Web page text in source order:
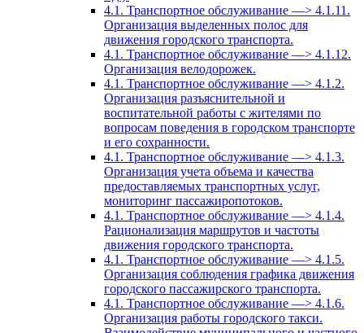
4.1. Транспортное обслуживание —> 4.1.11.
Организация выделенных полос для
движения городского транспорта.
4.1. Транспортное обслуживание —> 4.1.12.
Организация велодорожек.
4.1. Транспортное обслуживание —> 4.1.2.
Организация разъяснительной и
воспитательной работы с жителями по
вопросам поведения в городском транспорте
и его сохранности.
4.1. Транспортное обслуживание —> 4.1.3.
Организация учета объема и качества
предоставляемых транспортных услуг,
мониторинг пассажиропотоков.
4.1. Транспортное обслуживание —> 4.1.4.
Рационализация маршрутов и частоты
движения городского транспорта.
4.1. Транспортное обслуживание —> 4.1.5.
Организация соблюдения графика движения
городского пассажирского транспорта.
4.1. Транспортное обслуживание —> 4.1.6.
Организация работы городского такси.